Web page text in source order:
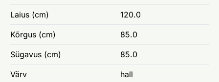
Laius (cm) 120.0
Kõrgus (cm) 85.0
Sügavus (cm) 85.0
Värv hall